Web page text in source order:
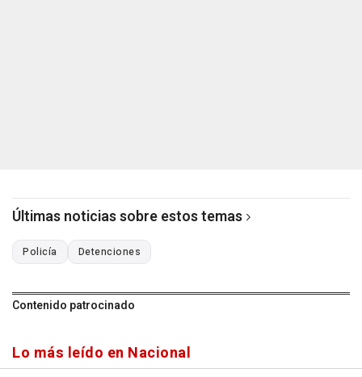
Últimas noticias sobre estos temas
Policía Detenciones
Contenido patrocinado
Lo más leído en Nacional